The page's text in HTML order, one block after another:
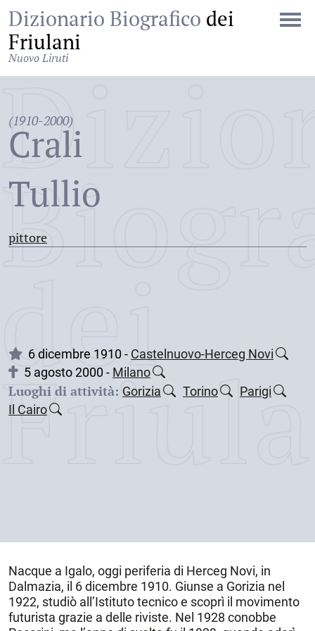
Dizionario Biografico dei
Friulani
Nuovo Liruti
(1910-2000)
Crali
Tullio
pittore
dei
6 dicembre 1910 - Castelnuovo-Herceg Novi
5 agosto 2000 - Milano
Luoghi di attività: Gorizia Torino
Parigi
Il Cairo
Nacque a Igalo, oggi periferia di Herceg Novi, in
Dalmazia, il 6 dicembre 1910. Giunse a Gorizia nel
1922, studiò all’Istituto tecnico e scoprì il movimento
futurista grazie a delle riviste. Nel 1928 conobbe